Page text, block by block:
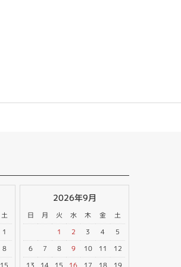
土
1
8
2026年9月
日 月 火 水 木 金
土
1
2 3 4
5
6
7 8 9 10 11
12